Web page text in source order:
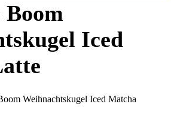
Boom
Iced
Weihnachtskugel Iced Matcha